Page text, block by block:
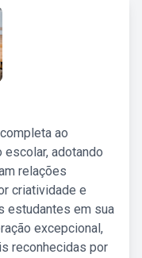
ao
adotando
relações
criatividade e
estudantes em sua
excepcional,
reconhecidas por